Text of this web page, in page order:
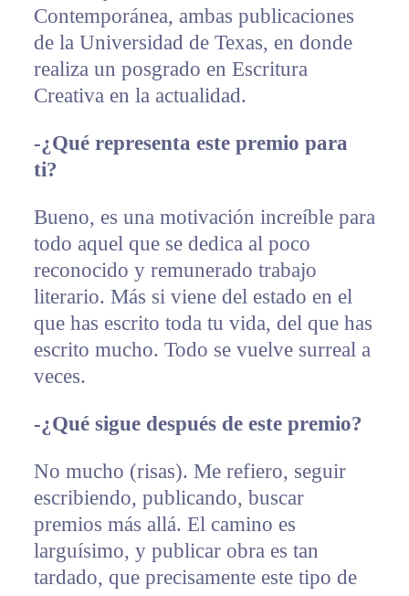
Contemporánea, ambas publicaciones
de la Universidad de Texas, en donde
realiza un posgrado en Escritura
Creativa en la actualidad.
-¿Qué representa este premio para
ti?
Bueno, es una motivación increíble para
todo aquel que se dedica al poco
reconocido y remunerado trabajo
literario. Más si viene del estado en el
que has escrito toda tu vida, del que has
escrito mucho. Todo se vuelve surreal a
veces.
-¿Qué sigue después de este premio?
No mucho (risas). Me refiero, seguir
escribiendo, publicando, buscar
premios más allá. El camino es
larguísimo, y publicar obra es tan
tardado, que precisamente este tipo de